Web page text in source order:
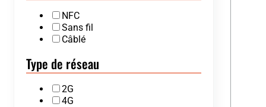
NFC
Sans fil
Câblé
Type de réseau
2G
4G